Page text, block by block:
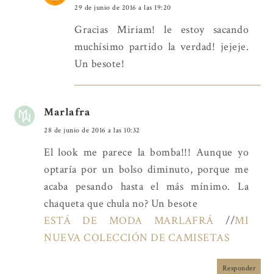
29 de junio de 2016 a las 19:20
Gracias Miriam! le estoy sacando
muchísimo partido la verdad! jejeje.
Un besote!
Marlafra
28 de junio de 2016 a las 10:32
El look me parece la bomba!!! Aunque yo
optaría por un bolso diminuto, porque me
acaba pesando hasta el más mínimo. La
chaqueta que chula no? Un besote
ESTÁ DE MODA MARLAFRÁ //MI
NUEVA COLECCIÓN DE CAMISETAS
Responder